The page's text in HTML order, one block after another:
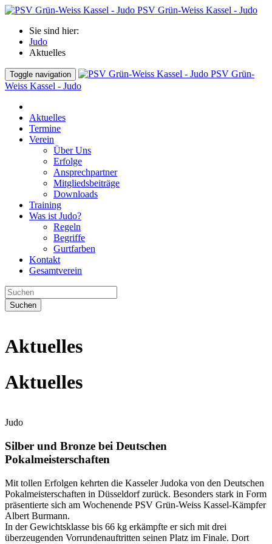
PSV Grün-Weiss Kassel - Judo
Sie sind hier:
Judo
Aktuelles
Toggle navigation
PSV Grün-
Weiss Kassel - Judo
Aktuelles
Termine
Verein
Über Uns
Erfolge
Ansprechpartner
Mitgliedsbeiträge
Downloads
Training
Was ist Judo?
Regeln
Begriffe
Gurtfarben
Kontakt
Gesamtverein
Suchen
Aktuelles
Aktuelles
Judo
Silber und Bronze bei Deutschen
Pokalmeisterschaften
Mit tollen Erfolgen kehrten die Kasseler Judoka von den Deutschen
Pokalmeisterschaften in Düsseldorf zurück. Besonders stark in Form
präsentierte sich am Wochenende PSV Grün-Weiss Kassel-Kämpfer
Albert Burmann.
In der Gewichtsklasse bis 66 kg erkämpfte er sich mit drei
überzeugenden Vorrundenauftritten seinen Platz im Finale. Dort